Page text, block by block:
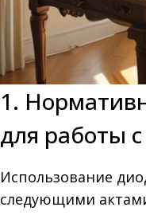
1.
для работы
Использование
следующими